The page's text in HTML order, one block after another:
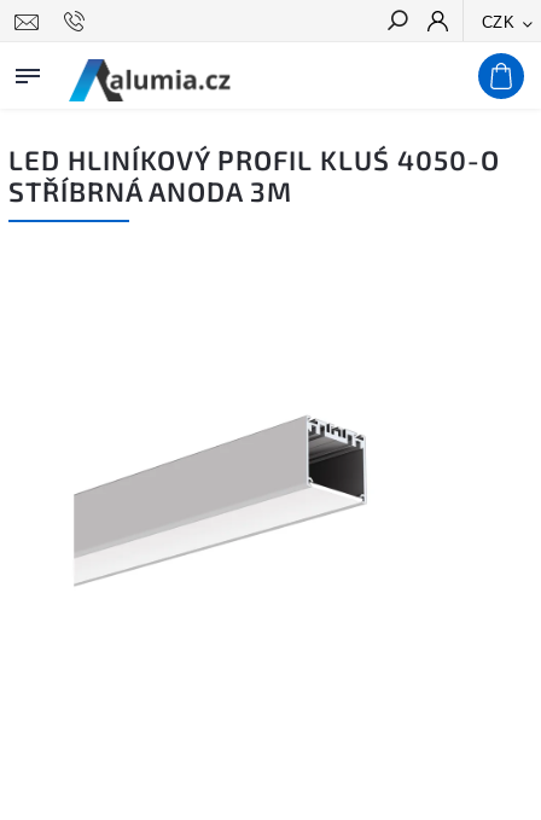
CZK
Hledat
LED HLINÍKOVÝ PROFIL KLUŚ 4050-O
STŘÍBRNÁ ANODA 3M